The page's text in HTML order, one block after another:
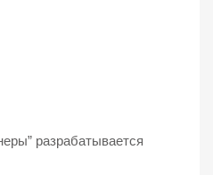
разрабатывается